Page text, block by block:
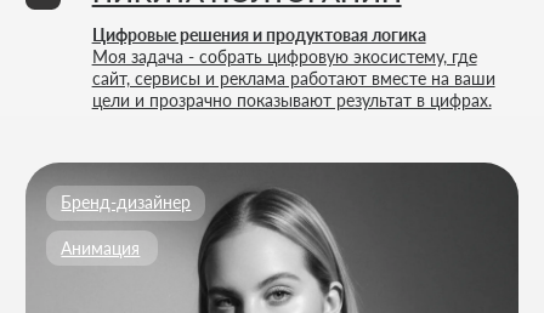
ПОЛИНА ЗАЙЦЕВА
Визуальная айдентика и анимация
Моя задача - строить визуальный язык бренда
через дизайн и моушн, чтобы каждый кадр
работал на узнаваемость и вызывал нужные
эмоции.